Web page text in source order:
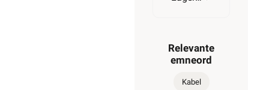
Relevante
emneord
Kabel